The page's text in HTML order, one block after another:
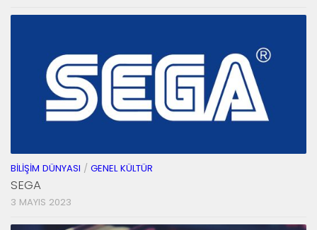
BILIŞIM DÜNYASI / GENEL KÜLTÜR
SEGA
3 MAYIS 2023